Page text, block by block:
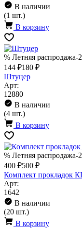
В наличии
(1 шт.)
В корзину
% Летняя распродажа-
144 ₽180 ₽
Штуцер
Арт:
12880
В наличии
(4 шт.)
В корзину
% Летняя распродажа-
400 ₽500 ₽
Комплект прокладок
Арт:
1642
В наличии
(20 шт.)
В корзину